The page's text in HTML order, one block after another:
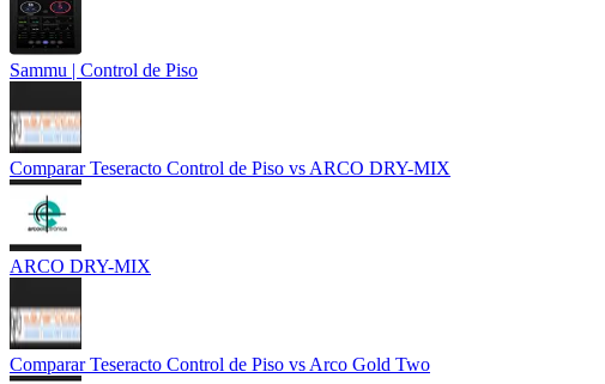
Sammu | Control de Piso
Comparar Teseracto Control de Piso vs ARCO DRY-MIX
ARCO DRY-MIX
Comparar Teseracto Control de Piso vs Arco Gold Two